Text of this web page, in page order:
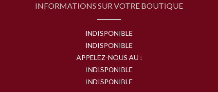
INFORMATIONS SUR VOTRE BOUTIQUE
INDISPONIBLE
INDISPONIBLE
APPELEZ-NOUS AU :
INDISPONIBLE
INDISPONIBLE